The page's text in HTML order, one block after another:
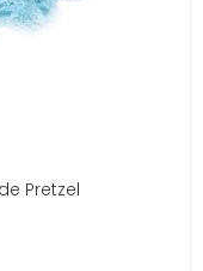
Pretzel